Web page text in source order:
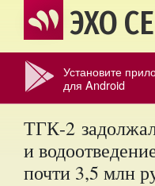
ЭХО
Установите
для Android
ТГК-2
и
почти 3,5 млн